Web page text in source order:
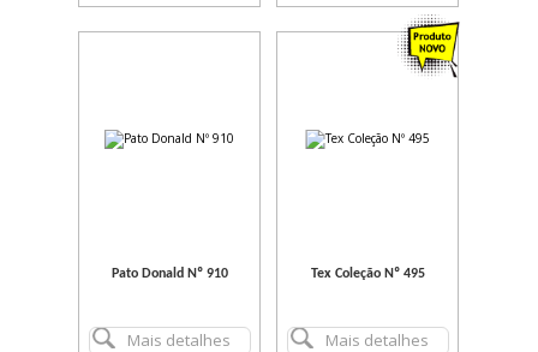
Pato Donald Nº 910
Mais detalhes
Tex Coleção Nº 495
Mais detalhes